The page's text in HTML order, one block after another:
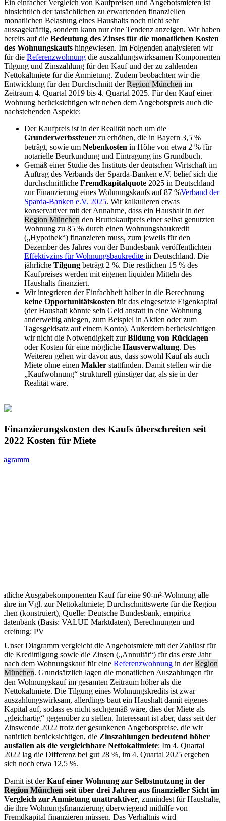
Ein einfacher Vergleich von Kaufpreisen und Angebotsmieten ist
hinsichtlich der tatsächlichen zu erwartenden finanziellen
monatlichen Belastung eines Haushalts noch nicht sehr
aussagekräftig, sondern kann nur eine Tendenz anzeigen. Wir haben
bereits auf die Bedeutung des Zinses für die monatlichen Kosten
des Wohnungskaufs hingewiesen. Im Folgenden analysieren wir
für die Referenzwohnung die auszahlungswirksamen Komponenten
Tilgung und Zinszahlung für den Kauf und der zu zahlenden
Nettokaltmiete für die Anmietung. Zudem beobachten wir die
Entwicklung für den Durchschnitt derRegion München im
Zeitraum 4. Quartal 2019 bis 4. Quartal 2025. Für den Kauf einer
Wohnung berücksichtigen wir neben dem Angebotspreis auch die
nachstehenden Aspekte:
Der Kaufpreis ist in der Realität noch um die
Grunderwerbssteuer zu erhöhen, die in Bayern 3,5 %
beträgt, sowie um Nebenkosten in Höhe von etwa 2 % für
notarielle Beurkundung und Eintragung ins Grundbuch.
Gemäß einer Studie des Instituts der deutschen Wirtschaft im
Auftrag des Verbands der Sparda-Banken e.V. belief sich die
durchschnittliche Fremdkapitalquote 2025 in Deutschland
zur Finanzierung eines Wohnungskaufs auf 87 %Verband der
Sparda-Banken e.V. 2025. Wir kalkulieren etwas
konservativer mit der Annahme, dass ein Haushalt in der
Region München den Bruttokaufpreis einer selbst genutzten
Wohnung zu 85 % durch einen Wohnungsbaukredit
(„Hypothek“) finanzieren muss, zum jeweils für den
Dezember des Jahres von der Bundesbank veröffentlichten
Effektivzins für Wohnungsbaukredite in Deutschland. Die
jährliche Tilgung beträgt 2 %. Die restlichen 15 % des
Kaufpreises werden mit eigenen liquiden Mitteln des
Haushalts finanziert.
Wir integrieren der Einfachheit halber in die Berechnung
keine Opportunitätskosten für das eingesetzte Eigenkapital
(der Haushalt könnte sein Geld anstatt in eine Wohnung
anderweitig anlegen, zum Beispiel in Aktien oder zum
Tagesgeldsatz auf einem Konto). Außerdem berücksichtigen
wir nicht die Notwendigkeit zurBildung von Rücklagen
oder Kosten für eine mögliche Hausverwaltung. Des
Weiteren gehen wir davon aus, dass sowohl Kauf als auch
Miete ohne einen Makler stattfinden. Damit stellen wir die
„Kaufwohnung“ strukturell günstiger dar, als sie in der
Realität wäre.
Finanzierungskosten des Kaufs überschreiten seit
2022 Kosten für Miete
Ausgabekomponenten Kauf für eine 90-m²-Wohnung alle
im Vgl. zur Nettokaltmiete; Durchschnittswerte für die Region
(konstruiert), Quelle: Deutsche Bundesbank, empirica
(Basis: VALUE Marktdaten), Berechnungen und
PV
Unser Diagramm vergleicht die Angebotsmiete mit der Zahllast für
die Kredittilgung sowie die Zinsen („Annuität“) für das erste Jahr
nach dem Wohnungskauf für eine Referenzwohnung in derRegion
München. Grundsätzlich lagen die monatlichen Auszahlungen für
den Wohnungskauf im gesamten Zeitraum höher als die
Nettokaltmiete. Die Tilgung eines Wohnungskredits ist zwar
auszahlungswirksam, allerdings baut ein Haushalt damit eigenes
Kapital auf, sodass es nicht sachgemäß wäre, dies der Miete als
„gleichartig“ gegenüber zu stellen. Interessant ist aber, dass seit der
Zinswende 2022 trotz der gesunkenen Angebotspreise, die wir
natürlich berücksichtigen, die Zinszahlungen bedeutend höher
ausfallen als die vergleichbare Nettokaltmiete: Im 4. Quartal
2022 lag die Differenz bei gut 28 %, im 4. Quartal 2025 ergeben
sich noch etwa 12,5 %.
Damit ist derKauf einer Wohnung zur Selbstnutzung in der
Region München seit über drei Jahren aus finanzieller Sicht im
Vergleich zur Anmietung unattraktiver, zumindest für Haushalte,
die ihre Wohnungsfinanzierung überwiegend mithilfe von
Fremdkapital finanzieren müssen. Das Verhältnis wird